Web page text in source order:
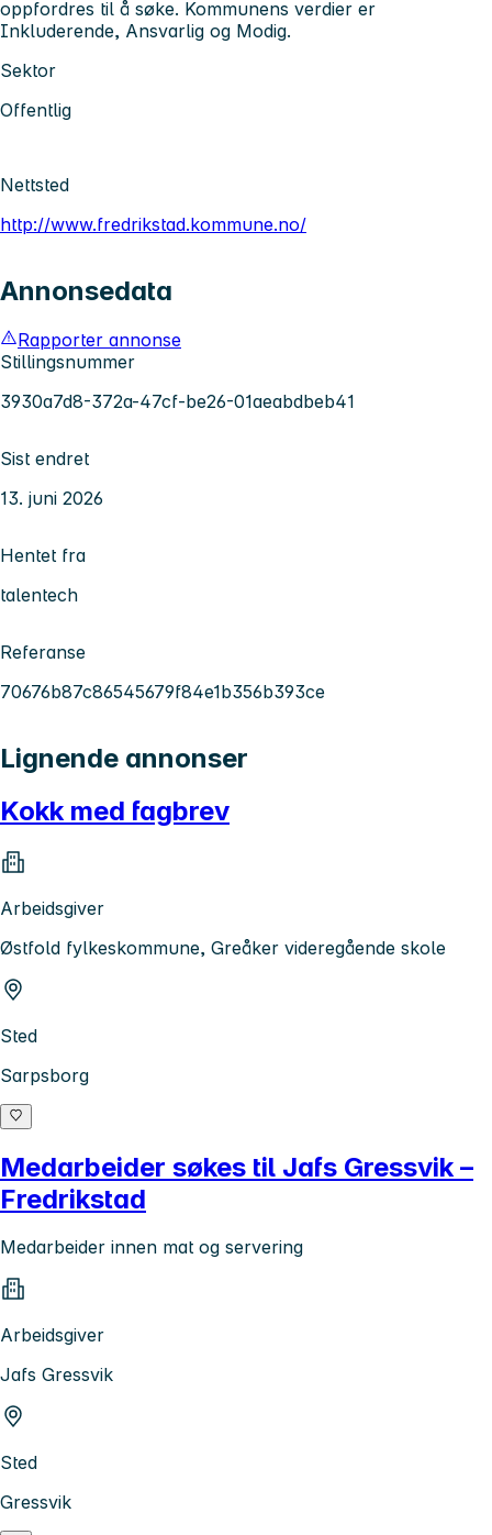
oppfordres til å søke. Kommunens verdier er
Inkluderende, Ansvarlig og Modig.
Sektor
Offentlig
Nettsted
http://www.fredrikstad.kommune.no/
Annonsedata
Rapporter annonse
Stillingsnummer
3930a7d8-372a-47cf-be26-01aeabdbeb41
Sist endret
13. juni 2026
Hentet fra
talentech
Referanse
70676b87c86545679f84e1b356b393ce
Lignende annonser
Kokk med fagbrev
Arbeidsgiver
Østfold fylkeskommune, Greåker videregående skole
Sted
Sarpsborg
Medarbeider søkes til Jafs Gressvik –
Fredrikstad
Medarbeider innen mat og servering
Arbeidsgiver
Jafs Gressvik
Sted
Gressvik